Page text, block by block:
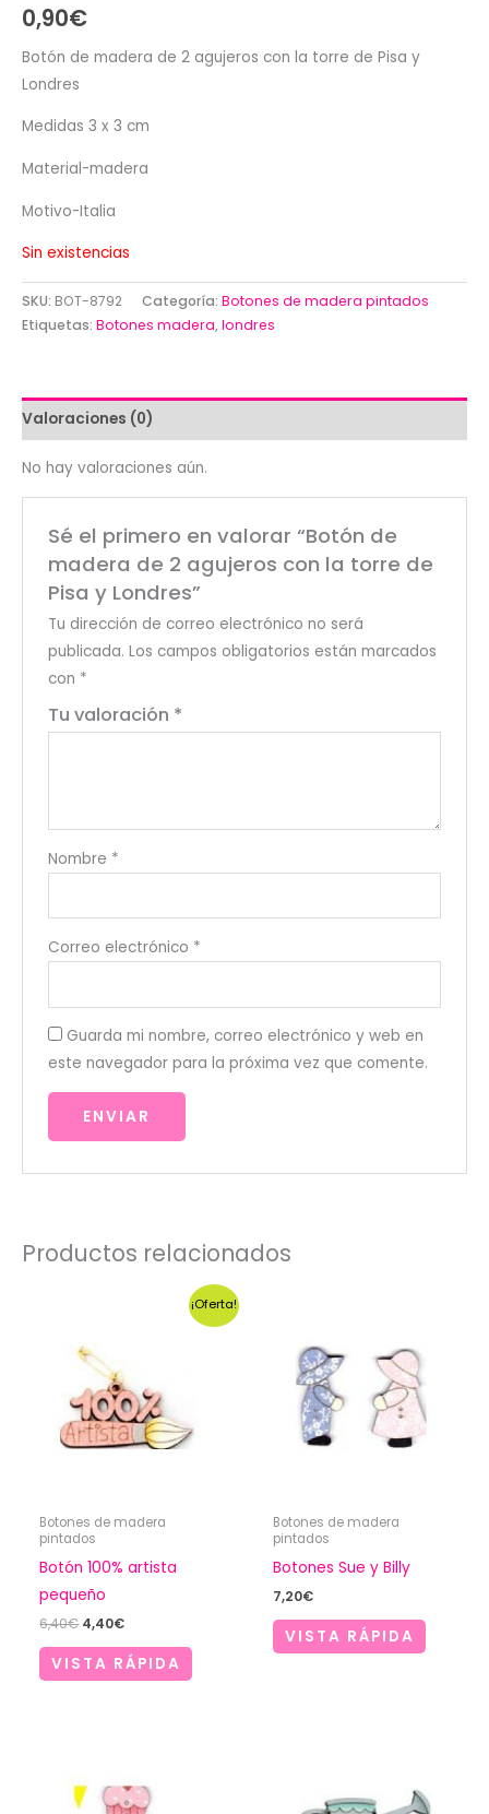
0,90€
Botón de madera de 2 agujeros con la torre de Pisa y
Londres
Medidas 3 x 3 cm
Material-madera
Motivo-Italia
Sin existencias
SKU: BOT-8792 Categoría: Botones de madera pintados
Etiquetas: Botones madera,londres
Valoraciones (0)
No hay valoraciones aún.
Sé el primero en valorar “Botón de
madera de 2 agujeros con la torre de
Pisa y Londres”
Tu dirección de correo electrónico no será
publicada. Los campos obligatorios están marcados
con *
Tu valoración *
Nombre *
Correo electrónico *
Guarda mi nombre, correo electrónico y web en
este navegador para la próxima vez que comente.
Productos relacionados
¡Oferta!
Botones de madera
pintados
Botón 100% artista
pequeño
6,40€ El
original
era:
4,40€El
actual
es:
VISTA RÁPIDA
Botones de madera
pintados
Botones Sue y Billy
7,20€
VISTA RÁPIDA